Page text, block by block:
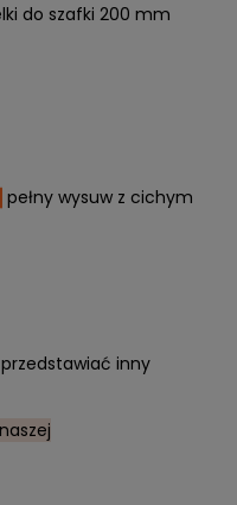
do szafki 200 mm
pełny wysuw z cichym
inny